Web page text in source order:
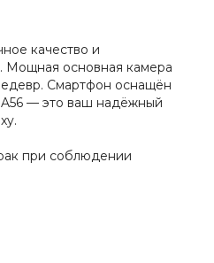
качество и
Мощная основная камера
Смартфон оснащён
— это ваш надёжный
при соблюдении